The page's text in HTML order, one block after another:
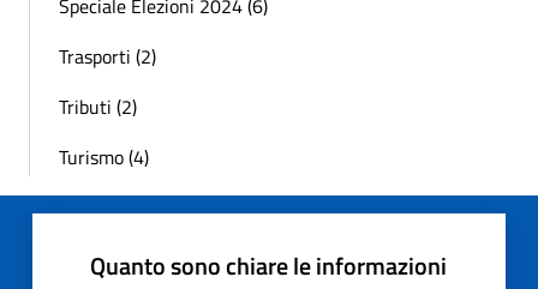
Speciale Elezioni 2024 (6)
Trasporti (2)
Tributi (2)
Turismo (4)
Quanto sono chiare le informazioni